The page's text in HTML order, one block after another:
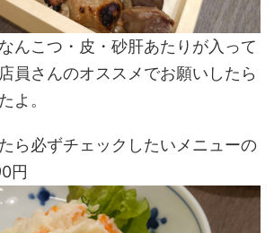
んこつ・皮・砂肝あたりが入って
員さんのオススメでお願いしたら
よ。
ら必ずチェックしたいメニューの
円